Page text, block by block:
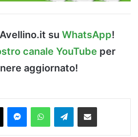
su WhatsApp!
canale YouTube per
aggiornato!
X MessengerWhatsAppTelegramCondividi via Email